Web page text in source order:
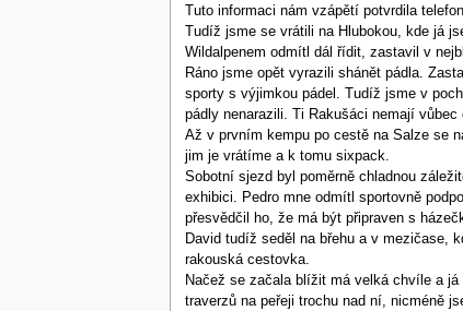
Tuto informaci nám vzápětí potvrdila
Tudíž jsme se vrátili na Hlubokou, kde já
Wildalpenem odmítl dál řídit, zastavil v
Ráno jsme opět vyrazili shánět pádla.
sporty s výjimkou pádel. Tudíž jsme v
pádly nenarazili. Ti Rakušáci nemají vůbec
Až v prvním kempu po cestě na Salze se
jim je vrátíme a k tomu sixpack.
Sobotní sjezd byl poměrně chladnou
exhibici. Pedro mne odmítl sportovně
přesvědčil ho, že má být připraven s
David tudíž seděl na břehu a v mezičase,
rakouská cestovka.
Načež se začala blížit má velká chvíle a
traverzů na peřeji trochu nad ní, nicméně